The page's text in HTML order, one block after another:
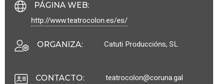
PÁGINA WEB:
http://www.teatrocolon.es/es/
ORGANIZA: Catuti Produccións, SL
CONTACTO: teatrocolon@coruna.gal